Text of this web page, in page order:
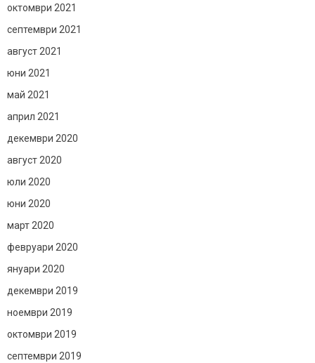
октомври 2021
септември 2021
август 2021
юни 2021
май 2021
април 2021
декември 2020
август 2020
юли 2020
юни 2020
март 2020
февруари 2020
януари 2020
декември 2019
ноември 2019
октомври 2019
септември 2019